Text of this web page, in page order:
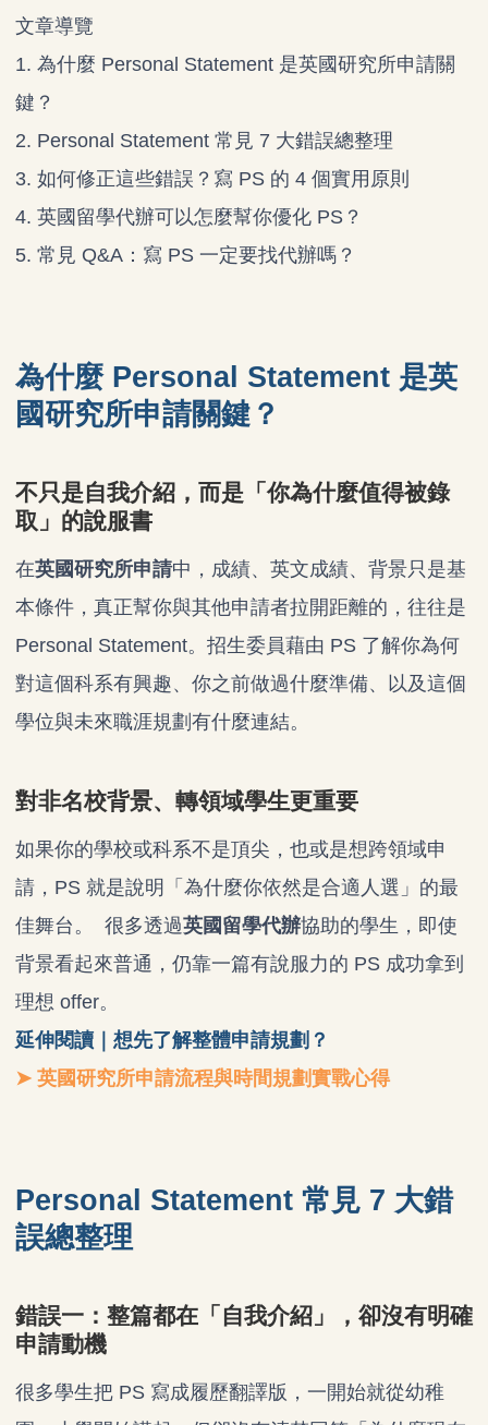
文章導覽
1. 為什麼 Personal Statement 是英國研究所申請關
鍵？
2. Personal Statement 常見 7 大錯誤總整理
3. 如何修正這些錯誤？寫 PS 的 4 個實用原則
4. 英國留學代辦可以怎麼幫你優化 PS？
5. 常見 Q&A：寫 PS 一定要找代辦嗎？
為什麼 Personal Statement 是英
國研究所申請關鍵？
不只是自我介紹，而是「你為什麼值得被錄
取」的說服書
在英國研究所申請中，成績、英文成績、背景只是基
本條件，真正幫你與其他申請者拉開距離的，往往是
Personal Statement。招生委員藉由 PS 了解你為何
對這個科系有興趣、你之前做過什麼準備、以及這個
學位與未來職涯規劃有什麼連結。
對非名校背景、轉領域學生更重要
如果你的學校或科系不是頂尖，也或是想跨領域申
請，PS 就是說明「為什麼你依然是合適人選」的最
佳舞台。 很多透過英國留學代辦協助的學生，即使
背景看起來普通，仍靠一篇有說服力的 PS 成功拿到
理想 offer。
延伸閱讀｜想先了解整體申請規劃？
➤ 英國研究所申請流程與時間規劃實戰心得
Personal Statement 常見 7 大錯
誤總整理
錯誤一：整篇都在「自我介紹」，卻沒有明確
申請動機
很多學生把 PS 寫成履歷翻譯版，一開始就從幼稚